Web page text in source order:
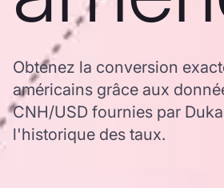
Obtenez la conversion
américains grâce aux
CNH/USD fournies par
l'historique des taux.